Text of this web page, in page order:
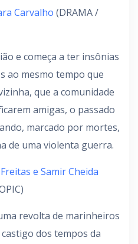
Carvalho (DRAMA /
e começa a ter insônias
ao mesmo tempo que
que a comunidade
amigas, o passado
marcado por mortes,
de uma violenta guerra.
e Samir Cheida
revolta de marinheiros
dos tempos da